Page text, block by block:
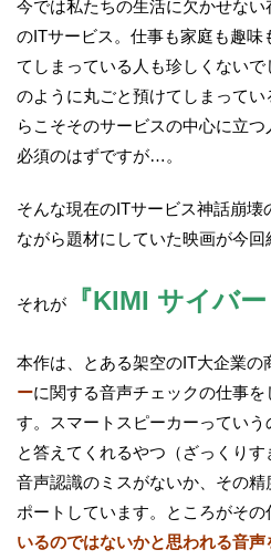
今では私たちの生活に欠かせな
のITサービス。仕事も家庭も趣味
てしまっている人も珍しくない
のように丸ごと預けてしまって
らこそそのサービスの中心に立
必須のはずですが…。
そんな現在のITサービス神話崩壊
ながら題材にしていた映画が今回
それが 『KIMI サイバ
本作は、とある架空のIT大企業の
ーに関する音声チェックの仕事
す。スマートスピーカーってい
と答えてくれるやつ（ざっくり
音声認識のミスがないか、その
ポートしています。ところがその
いるのではないかと思われる音